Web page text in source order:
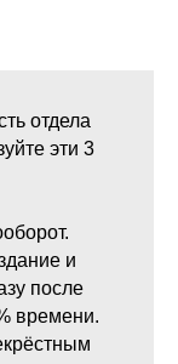
отдела
эти 3
и
после
времени.